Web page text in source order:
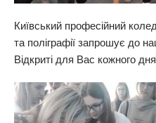
Київський професійний
та поліграфії запрошує до
Відкриті для Вас кожного дня